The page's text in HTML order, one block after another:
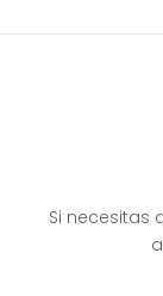
Si necesitas